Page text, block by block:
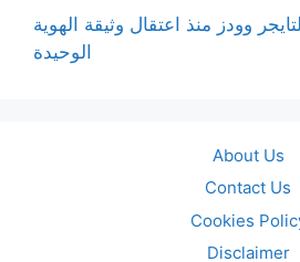
وودز منذ اعتقال وثيقة الهوية
الوحيدة
About Us
Contact Us
Cookies
Disclaimer